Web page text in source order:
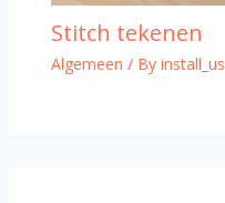
Stitch tekenen
Algemeen / By install_us